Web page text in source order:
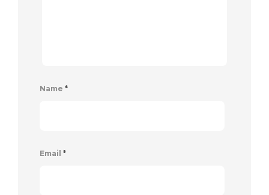
Name *
Email *